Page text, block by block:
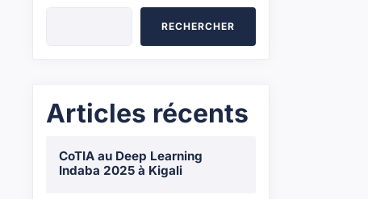
RECHERCHER
Articles récents
CoTIA au Deep Learning
Indaba 2025 à Kigali